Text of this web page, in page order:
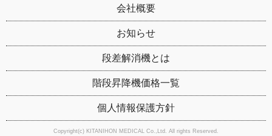
会社概要
お知らせ
段差解消機とは
階段昇降機価格一覧
個人情報保護方針
Copyright(c) KITANIHON MEDICAL Co.,Ltd. All rights Reserved.